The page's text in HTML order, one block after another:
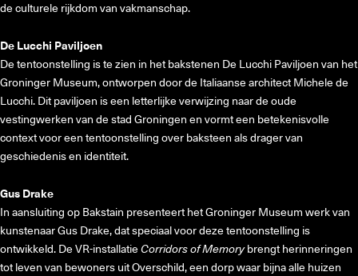
de culturele rijkdom van vakmanschap.
De Lucchi Paviljoen
De tentoonstelling is te zien in het bakstenen De Lucchi Paviljoen van het
Groninger Museum, ontworpen door de Italiaanse architect Michele de
Lucchi. Dit paviljoen is een letterlijke verwijzing naar de oude
vestingwerken van de stad Groningen en vormt een betekenisvolle
context voor een tentoonstelling over baksteen als drager van
geschiedenis en identiteit.
Gus Drake
In aansluiting op Bakstain presenteert het Groninger Museum werk van
kunstenaar Gus Drake, dat speciaal voor deze tentoonstelling is
ontwikkeld. De VR-installatie Corridors of Memorybrengt herinneringen
tot leven van bewoners uit Overschild, een dorp waar bijna alle huizen